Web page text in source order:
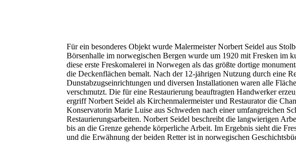
Für ein besonderes Objekt wurde Malermeister Norbert Seidel aus
Börsenhalle im norwegischen Bergen wurde um 1920 mit Fresken im
diese erste Freskomalerei in Norwegen als das größte dortige
die Deckenflächen bemalt. Nach der 12-jährigen Nutzung durch eine
Dunstabzugseinrichtungen und diversen Installationen waren alle
verschmutzt. Die für eine Restaurierung beauftragten Handwerker
ergriff Norbert Seidel als Kirchenmalermeister und Restaurator die
Konservatorin Marie Luise aus Schweden nach einer umfangreichen
Restaurierungsarbeiten. Norbert Seidel beschreibt die langwierigen
bis an die Grenze gehende körperliche Arbeit. Im Ergebnis sieht die
und die Erwähnung der beiden Retter ist in norwegischen